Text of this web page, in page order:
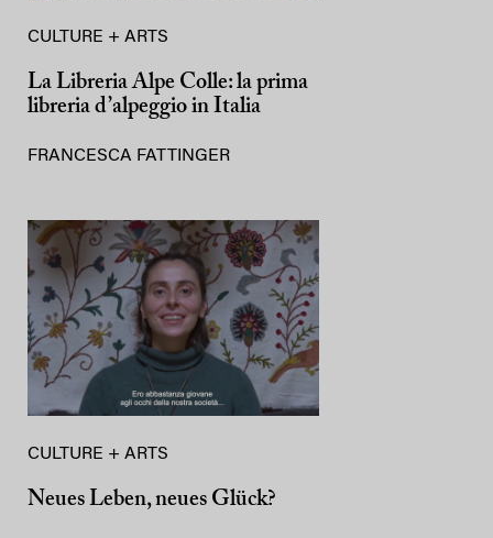
CULTURE + ARTS
La Libreria Alpe Colle: la prima
libreria d’alpeggio in Italia
FRANCESCA FATTINGER
CULTURE + ARTS
Neues Leben, neues Glück?